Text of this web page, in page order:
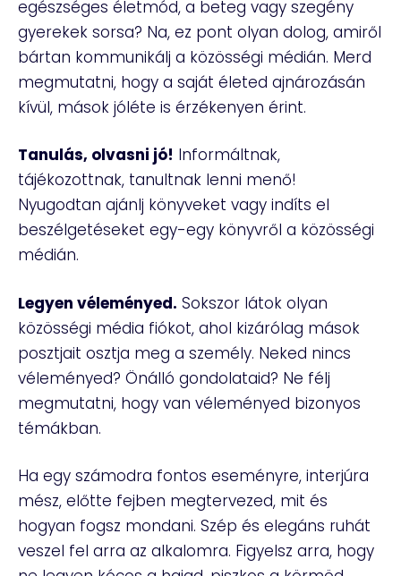
egészséges életmód, a beteg vagy szegény
gyerekek sorsa? Na, ez pont olyan dolog, amiről
bártan kommunikálj a közösségi médián. Merd
megmutatni, hogy a saját életed ajnározásán
kívül, mások jóléte is érzékenyen érint.
Tanulás, olvasni jó! Informáltnak,
tájékozottnak, tanultnak lenni menő!
Nyugodtan ajánlj könyveket vagy indíts el
beszélgetéseket egy-egy könyvről a közösségi
médián.
Legyen véleményed. Sokszor látok olyan
közösségi média fiókot, ahol kizárólag mások
posztjait osztja meg a személy. Neked nincs
véleményed? Önálló gondolataid? Ne félj
megmutatni, hogy van véleményed bizonyos
témákban.
Ha egy számodra fontos eseményre, interjúra
mész, előtte fejben megtervezed, mit és
hogyan fogsz mondani. Szép és elegáns ruhát
veszel fel arra az alkalomra. Figyelsz arra, hogy